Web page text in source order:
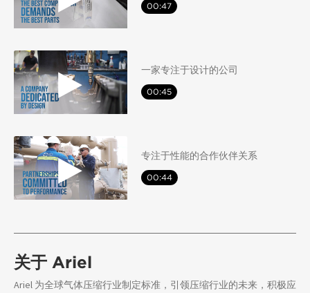
00:47
一家专注于设计的公司
00:45
专注于性能的合作伙伴关系
00:44
关于 Ariel
Ariel 为全球气体压缩行业制定标准，引领压缩行业的未来，积极应